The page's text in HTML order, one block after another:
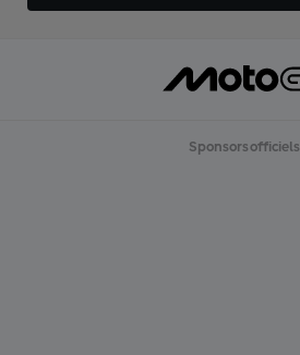
Sponsors officiels